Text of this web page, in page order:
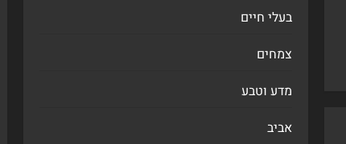
בעלי חיים
צמחים
מדע וטבע
אביב